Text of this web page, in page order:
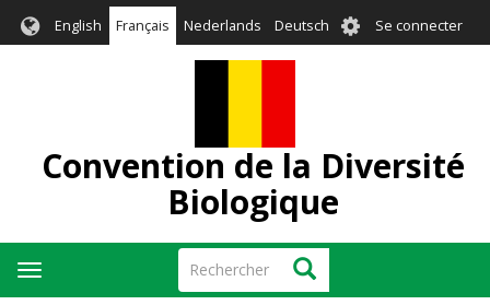
English Français Nederlands Deutsch User
account
Se connecter
Convention de la Diversité
Biologique
Rechercher Rechercher
Toggle
navigation